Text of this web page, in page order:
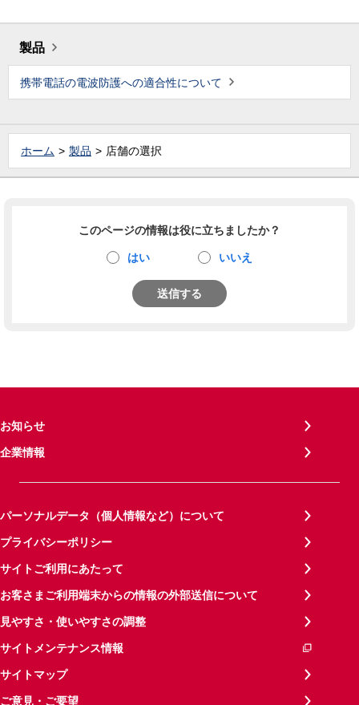
製品
携帯電話の電波防護への適合性について
ホーム 製品 店舗の選択
このページの情報は役に立ちましたか？
はい いいえ
送信する
お知らせ
企業情報
パーソナルデータ（個人情報など）について
プライバシーポリシー
サイトご利用にあたって
お客さまご利用端末からの情報の外部送信について
見やすさ・使いやすさの調整
サイトメンテナンス情報
サイトマップ
ご意見・ご要望